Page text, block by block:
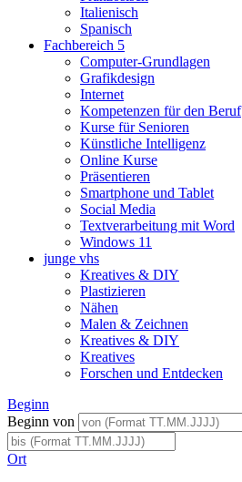
Italienisch
Spanisch
Fachbereich 5
Computer-Grundlagen
Grafikdesign
Internet
Kompetenzen für den Beruf
Kurse für Senioren
Künstliche Intelligenz
Online Kurse
Präsentieren
Smartphone und Tablet
Social Media
Textverarbeitung mit Word
Windows 11
junge vhs
Kreatives & DIY
Plastizieren
Nähen
Malen & Zeichnen
Kreatives & DIY
Kreatives
Forschen und Entdecken
Beginn
Beginn von
Ort